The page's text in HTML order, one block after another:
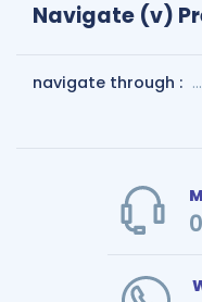
Navigate (v)
navigate through :